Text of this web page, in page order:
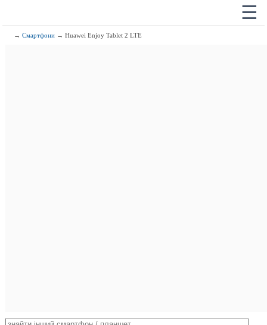
☰
→Смартфони → Huawei Enjoy Tablet 2 LTE